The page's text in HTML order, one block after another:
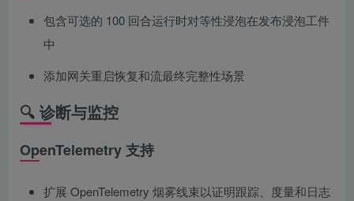
包含可选的 100 回合运行时对等性浸泡在发布浸泡工件
中
添加网关重启恢复和流最终完整性场景
🔍 诊断与监控
OpenTelemetry 支持
扩展 OpenTelemetry 烟雾线束以证明跟踪、度量和日志